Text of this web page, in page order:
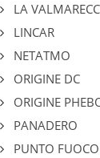
LA
LINCAR
NETATMO
ORIGINE DC
ORIGINE
PANADERO
PUNTO FUOCO